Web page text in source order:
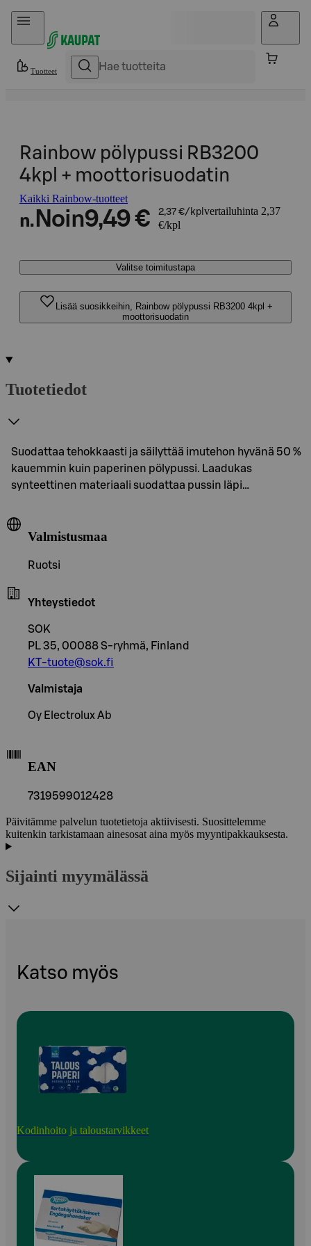
Hyppää sisältöön
Tuotteet
Rainbow pölypussi RB3200
4kpl + moottorisuodatin
Kaikki Rainbow-tuotteet
n. Noin9,49 € 2,37 €/kpl vertailuhinta 2,37
€/kpl
Valitse toimitustapa
Lisää suosikkeihin, Rainbow pölypussi RB3200 4kpl +
moottorisuodatin
Tuotetiedot
Suodattaa tehokkaasti ja säilyttää imutehon hyvänä 50 %
kauemmin kuin paperinen pölypussi. Laadukas
synteettinen materiaali suodattaa pussin läpi…
Valmistusmaa
Ruotsi
Yhteystiedot
SOK
PL 35, 00088 S-ryhmä, Finland
KT-tuote@sok.fi
Valmistaja
Oy Electrolux Ab
EAN
7319599012428
Päivitämme palvelun tuotetietoja aktiivisesti. Suosittelemme
kuitenkin tarkistamaan ainesosat aina myös myyntipakkauksesta.
Sijainti myymälässä
Katso myös
Kodinhoito ja taloustarvikkeet